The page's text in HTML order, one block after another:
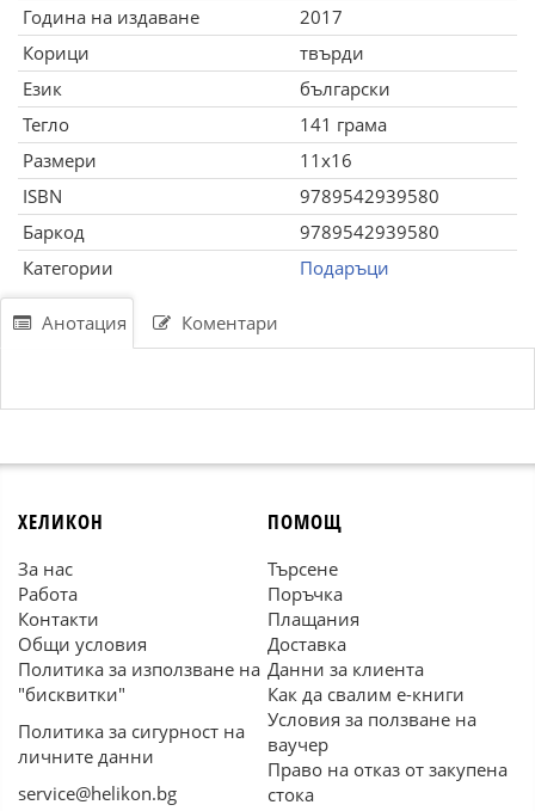
Година на издаване
2017
Корици
твърди
Език
български
Тегло
141 грама
Размери
11x16
ISBN
9789542939580
Баркод
9789542939580
Категории
Подаръци
Анотация Коментари
ХЕЛИКОН
За нас
Работа
Контакти
Общи условия
Политика за използване на
"бисквитки"
Политика за сигурност на
личните данни
service@helikon.bg
ПОМОЩ
Търсене
Поръчка
Плащания
Доставка
Данни за клиента
Как да свалим е-книги
Условия за ползване на
ваучер
Право на отказ от закупена
стока